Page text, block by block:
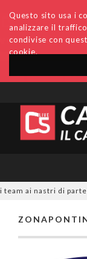
Questo sito usa i
analizzare il
condivise con
cookie.
Accedi
ai nastri di